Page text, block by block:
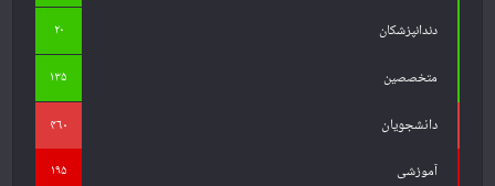
دندانپزشکان ۲۰
متخصصین ۱۳۵
دانشجویان ۴۶۰
آموزشی ۱۹۵